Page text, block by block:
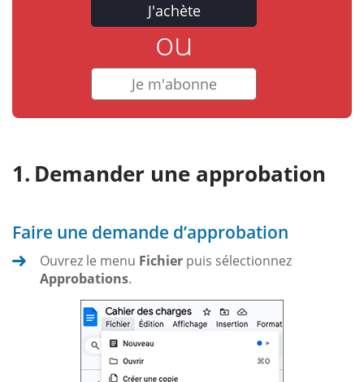
J'achète
ou
Je m'abonne
Demander une approbation
Faire une demande d’approbation
Ouvrez le menu Fichier puis sélectionnez
Approbations.